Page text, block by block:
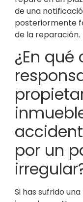
de una
posteriormente
de la reparación.
¿En qué
por un
Si has sufrido